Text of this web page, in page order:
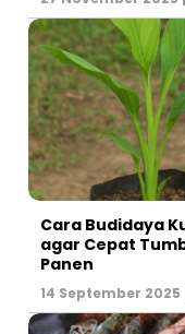
Cara Budidaya
agar Cepat
Panen
14 September 2025